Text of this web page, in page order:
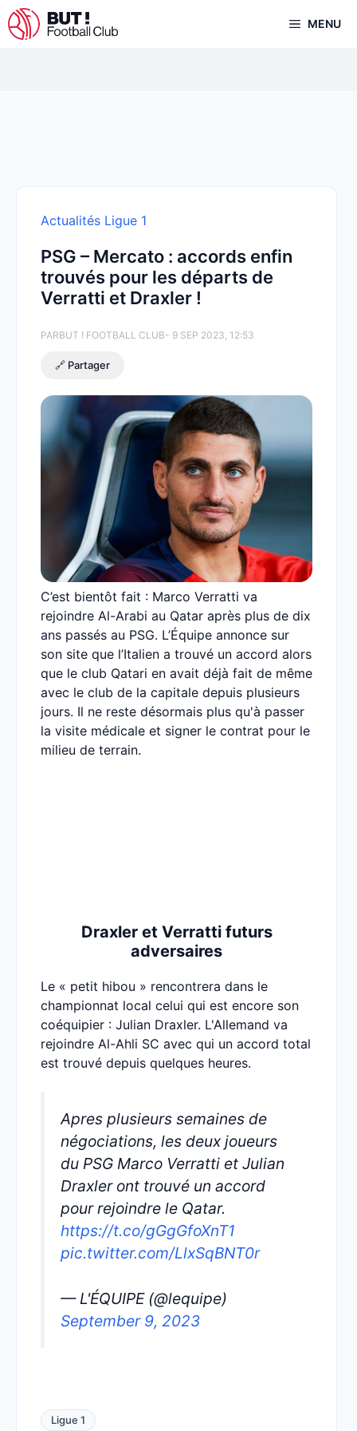
Aller
au
MENU
Actualités Ligue 1
PSG – Mercato : accords enfin
trouvés pour les départs de
Verratti et Draxler !
PARBUT ! FOOTBALL CLUB- 9 SEP 2023, 12:53
🔗 Partager
C’est bientôt fait : Marco Verratti va
rejoindre Al-Arabi au Qatar après plus de dix
ans passés au PSG. L’Équipe annonce sur
son site que l’Italien a trouvé un accord alors
que le club Qatari en avait déjà fait de même
avec le club de la capitale depuis plusieurs
jours. Il ne reste désormais plus qu'à passer
la visite médicale et signer le contrat pour le
milieu de terrain.
Draxler et Verratti futurs
adversaires
Le « petit hibou » rencontrera dans le
championnat local celui qui est encore son
coéquipier : Julian Draxler. L'Allemand va
rejoindre Al-Ahli SC avec qui un accord total
est trouvé depuis quelques heures.
Apres plusieurs semaines de
négociations, les deux joueurs
du PSG Marco Verratti et Julian
Draxler ont trouvé un accord
pour rejoindre le Qatar.
https://t.co/gGgGfoXnT1
pic.twitter.com/LlxSqBNT0r
— L'ÉQUIPE (@lequipe)
September 9, 2023
Ligue 1